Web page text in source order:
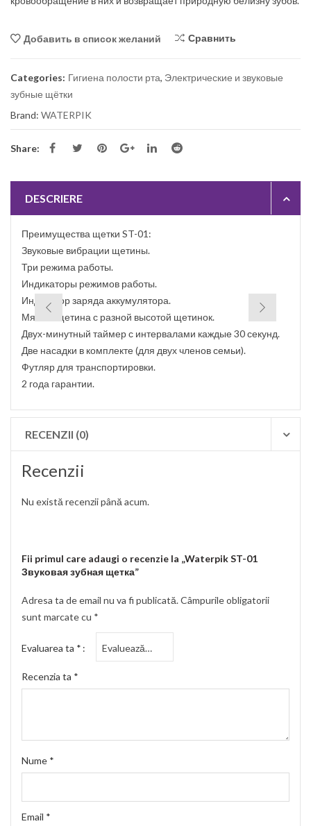
Добавить в список желаний Сравнить
Categories: Гигиена полости рта, Электрические и звуковые
зубные щётки
Brand: WATERPIK
Share:
DESCRIERE
Преимущества щетки ST-01:
Звуковые вибрации щетины.
Три режима работы.
Индикаторы режимов работы.
Индикатор заряда аккумулятора.
Мягкая щетина с разной высотой щетинок.
Двух-минутный таймер с интервалами каждые 30 секунд.
Две насадки в комплекте (для двух членов семьи).
Футляр для транспортировки.
2 года гарантии.
RECENZII (0)
Recenzii
Nu există recenzii până acum.
Fii primul care adaugi o recenzie la „Waterpik ST-01
Звуковая зубная щетка”
Adresa ta de email nu va fi publicată.Câmpurile obligatorii
sunt marcate cu *
Evaluarea ta *
Recenzia ta *
Nume *
Email *